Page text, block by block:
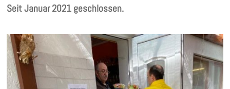
Seit Januar 2021 geschlossen.